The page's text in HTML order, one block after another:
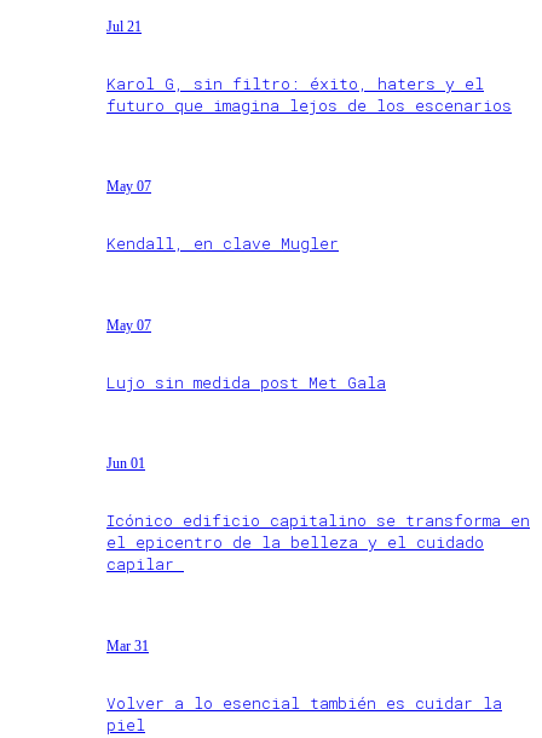
Jul 21
Karol G, sin filtro: éxito, haters y el
futuro que imagina lejos de los escenarios
May 07
Kendall, en clave Mugler
May 07
Lujo sin medida post Met Gala
Jun 01
Icónico edificio capitalino se transforma en
el epicentro de la belleza y el cuidado
capilar
Mar 31
Volver a lo esencial también es cuidar la
piel